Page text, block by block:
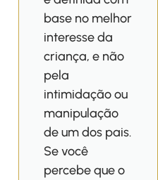
base no melhor
interesse da
criança, e não
pela
intimidação ou
manipulação
de um dos pais.
Se você
percebe que o